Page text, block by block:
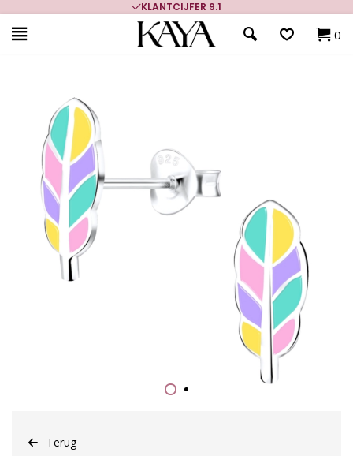
KLANTCIJFER 9.1
0
Terug